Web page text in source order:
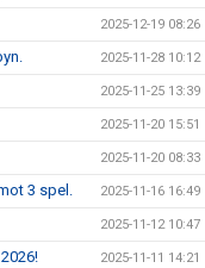
2025-12-19 08:26
2025-11-28 10:12
2025-11-25 13:39
2025-11-20 15:51
2025-11-20 08:33
3 spel. 2025-11-16 16:49
2025-11-12 10:47
2025-11-11 14:21